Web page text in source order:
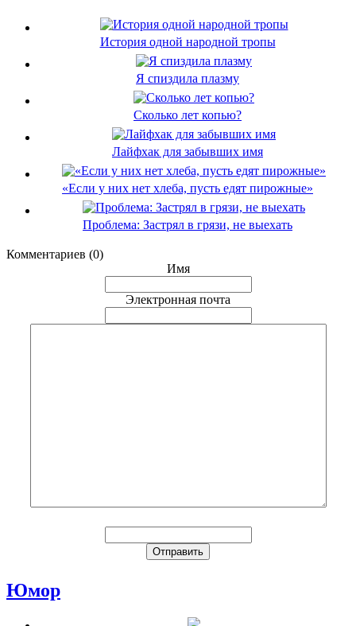
История одной народной тропы
Я спиздила плазму
Сколько лет копью?
Лайфхак для забывших имя
«Если у них нет хлеба, пусть едят пирожные»
Проблема: Застрял в грязи, не выехать
Комментариев (0)
Имя
Электронная почта
Юмор